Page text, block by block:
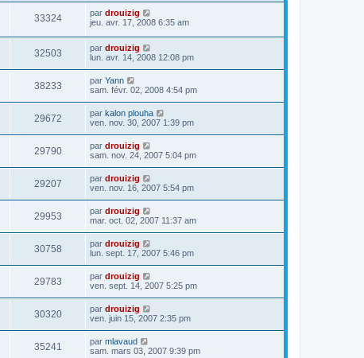
33324 par drouizig
jeu. avr. 17, 2008 6:35 am
32503 par drouizig
lun. avr. 14, 2008 12:08 pm
38233 par Yann
sam. févr. 02, 2008 4:54 pm
29672 par kalon plouha
ven. nov. 30, 2007 1:39 pm
29790 par drouizig
sam. nov. 24, 2007 5:04 pm
29207 par drouizig
ven. nov. 16, 2007 5:54 pm
29953 par drouizig
mar. oct. 02, 2007 11:37 am
30758 par drouizig
lun. sept. 17, 2007 5:46 pm
29783 par drouizig
ven. sept. 14, 2007 5:25 pm
30320 par drouizig
ven. juin 15, 2007 2:35 pm
35241 par mlavaud
sam. mars 03, 2007 9:39 pm